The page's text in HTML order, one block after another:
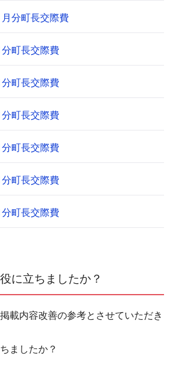
分町長交際費
町長交際費
町長交際費
町長交際費
町長交際費
町長交際費
町長交際費
に立ちましたか？
載内容改善の参考とさせていただき
ましたか？